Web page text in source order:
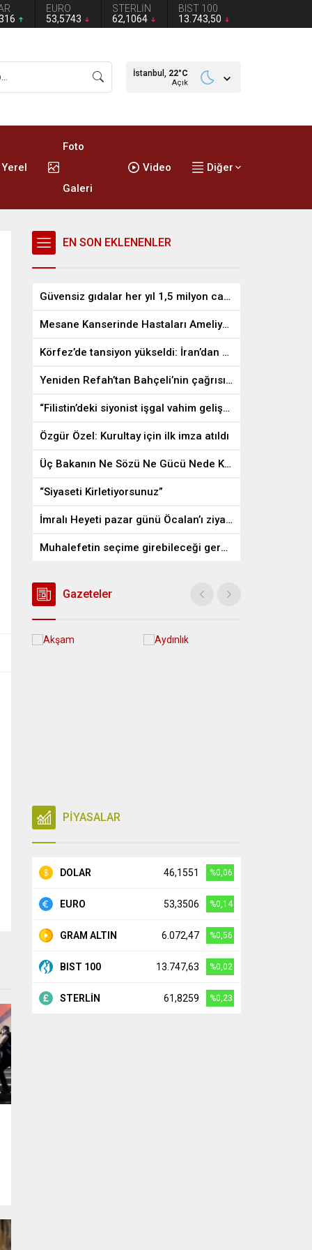
EURO
53,5743
STERLİN
62,1064
BIST 100
13.743,50
İstanbul, 22°C
Açık
Yerel
Foto
Galeri
Video Diğer
EN SON EKLENENLER
Güvensiz gıdalar her yıl 1,5 milyon can alıyor
Mesane Kanserinde Hastaları Ameliyattan Kurtaran İlaç
Körfez’de tansiyon yükseldi: İran’dan ABD üslerine misilleme
Yeniden Refah’tan Bahçeli’nin çağrısına destek
“Filistin’deki siyonist işgal vahim gelişmelere gebe”
Özgür Özel: Kurultay için ilk imza atıldı
Üç Bakanın Ne Sözü Ne Gücü Nede Kudreti Yetmedi
“Siyaseti Kirletiyorsunuz”
İmralı Heyeti pazar günü Öcalan’ı ziyaret edecek
Muhalefetin seçime girebileceği gerçek bir alan kalmayabilir
Gazeteler
PİYASALAR
DOLAR 46,1551 %0,06
EURO 53,3506 %0,14
GRAM ALTIN 6.072,47 %0,56
BIST 100 13.747,63 %0,02
STERLİN 61,8259 %0,23